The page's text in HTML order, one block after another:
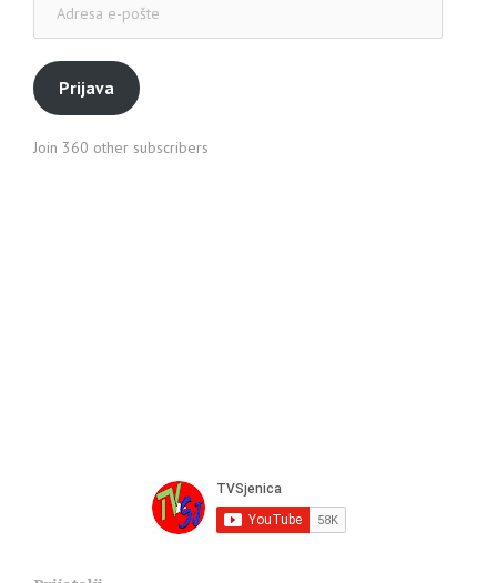
pošte
Prijava
Join 360 other subscribers